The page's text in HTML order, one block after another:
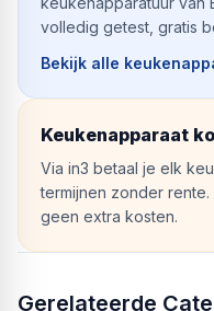
volledig getest, gratis
Bekijk alle
Keukenapparaat
Via in3 betaal je elk
termijnen zonder
geen extra kosten.
Gerelateerde